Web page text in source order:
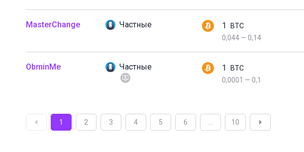
MasterChange Частные 1
BTC
0,044 — 0,14
ObminMe Частные 1
BTC
0,0001 — 0,1
1 2 3 4 5 6 10